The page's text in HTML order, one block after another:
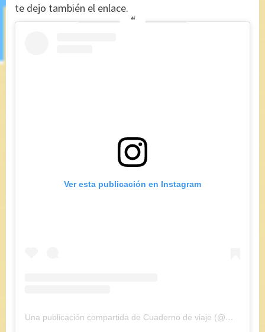
te dejo también el enlace.
Ver esta publicación en Instagram
Una publicación compartida de Cuaderno de viaje (@maryajosess)